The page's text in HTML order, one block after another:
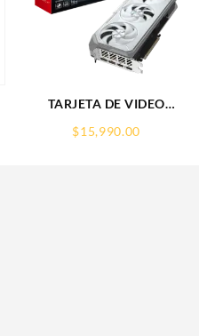
TARJETA DE VIDEO
R907XGAMINGOCICE-
$15,990.00